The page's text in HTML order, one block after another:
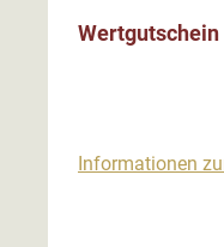
Wertgutschein
Informationen